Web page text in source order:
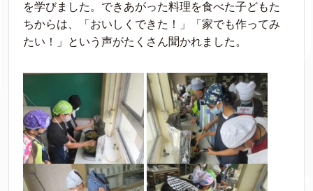
を学びました。できあがった料理を食べた子どもた
ちからは、「おいしくできた！」「家でも作ってみ
たい！」という声がたくさん聞かれました。